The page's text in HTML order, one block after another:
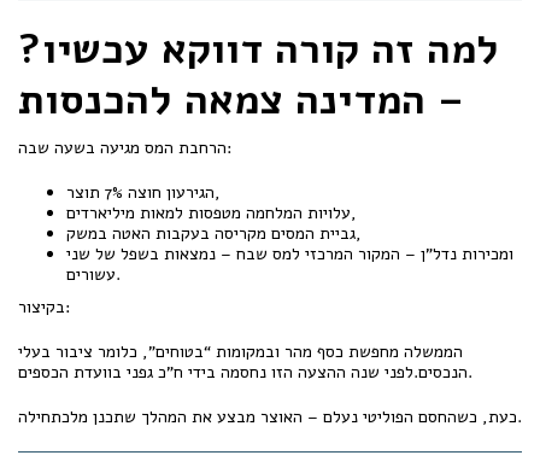
למה זה קורה דווקא עכשיו?
– המדינה צמאה להכנסות
הרחבת המס מגיעה בשעה שבה:
הגירעון חוצה 7% תוצר,
עלויות המלחמה מטפסות למאות מיליארדים,
גביית המסים מקריסה בעקבות האטה במשק,
ומכירות נדל"ן – המקור המרכזי למס שבח – נמצאות בשפל של שני
עשורים.
בקיצור:
הממשלה מחפשת כסף מהר ובמקומות “בטוחים”, כלומר ציבור בעלי
הנכסים.לפני שנה ההצעה הזו נחסמה בידי ח"כ גפני בוועדת הכספים.
כעת, כשהחסם הפוליטי נעלם – האוצר מבצע את המהלך שתכנן מלכתחילה.